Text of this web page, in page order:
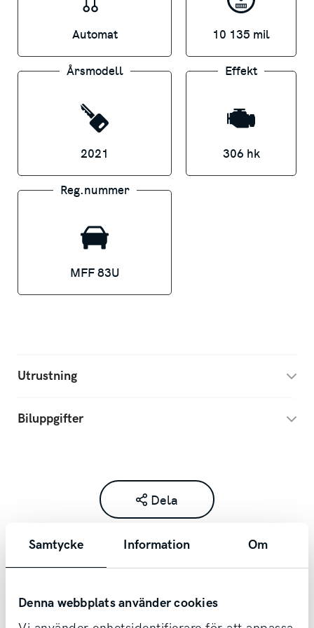
Samtycke Information Om
Denna webbplats använder cookies
lead.lidkoping@svenskamotor.se
Export possible!
INBYTE & LEVERANS
eventuella skulder. Vi erbjuder även
säljare så hjälper dom er vidare!
Automat 10 135 mil
Årsmodell
2021
Effekt
306 hk
Reg.nummer
MFF 83U
Utrustning
Biluppgifter
Dela
Kontakta säljare redan idag!